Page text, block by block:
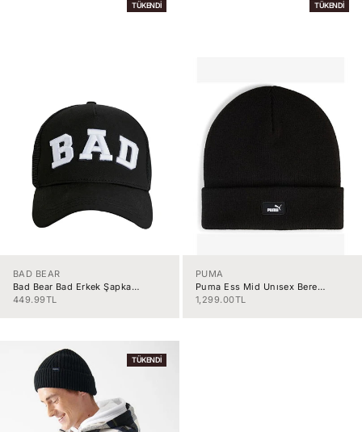
TÜKENDI
BAD BEAR
Bad Bear Bad Erkek Şapka
190242006-C01
İndirimli fiyat
449.99TL
TÜKENDI
PUMA
Puma Ess Mid Unısex Bere
02640004
İndirimli fiyat
1,299.00TL
TÜKENDI